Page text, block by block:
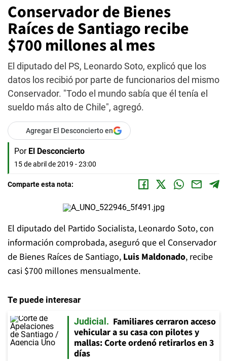
Conservador de Bienes
Raíces de Santiago recibe
$700 millones al mes
El diputado del PS, Leonardo Soto, explicó que los
datos los recibió por parte de funcionarios del mismo
Conservador. "Todo el mundo sabía que él tenía el
sueldo más alto de Chile", agregó.
Agregar El Desconcierto en
Por El Desconcierto
15 de abril de 2019 - 23:00
Comparte esta nota:
El diputado del Partido Socialista, Leonardo Soto, con
información comprobada, aseguró que el Conservador
de Bienes Raíces de Santiago, Luis Maldonado, recibe
casi $700 millones mensualmente.
Te puede interesar
Judicial
Familiares cerraron acceso
vehicular a su casa con pilotes y
mallas: Corte ordenó retirarlos en 3
días